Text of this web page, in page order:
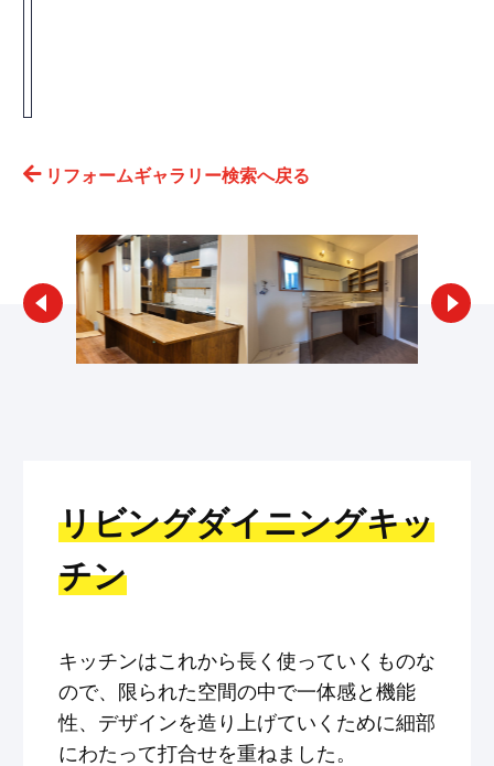
リフォームギャラリー検索へ戻る
リビングダイニングキッ
チン
キッチンはこれから長く使っていくものな
ので、限られた空間の中で一体感と機能
性、デザインを造り上げていくために細部
にわたって打合せを重ねました。